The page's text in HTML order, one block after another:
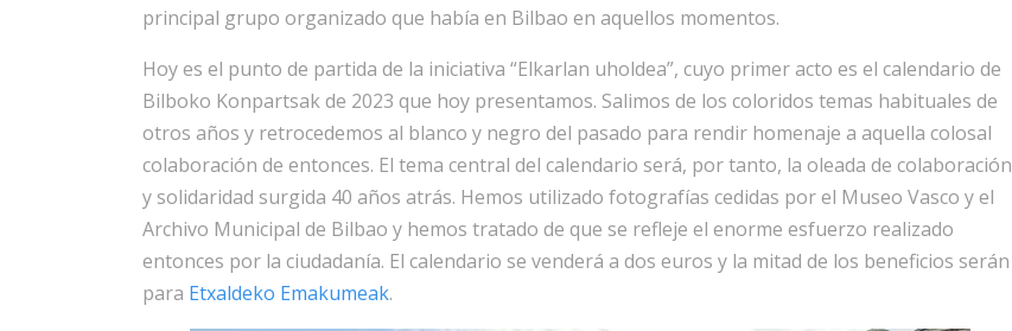
principal grupo organizado que había en Bilbao en aquellos momentos.
Hoy es el punto de partida de la iniciativa “Elkarlan uholdea”, cuyo primer acto es el calendario de
Bilboko Konpartsak de 2023 que hoy presentamos. Salimos de los coloridos temas habituales de
otros años y retrocedemos al blanco y negro del pasado para rendir homenaje a aquella colosal
colaboración de entonces. El tema central del calendario será, por tanto, la oleada de colaboración
y solidaridad surgida 40 años atrás. Hemos utilizado fotografías cedidas por el Museo Vasco y el
Archivo Municipal de Bilbao y hemos tratado de que se refleje el enorme esfuerzo realizado
entonces por la ciudadanía. El calendario se venderá a dos euros y la mitad de los beneficios serán
para Etxaldeko Emakumeak.